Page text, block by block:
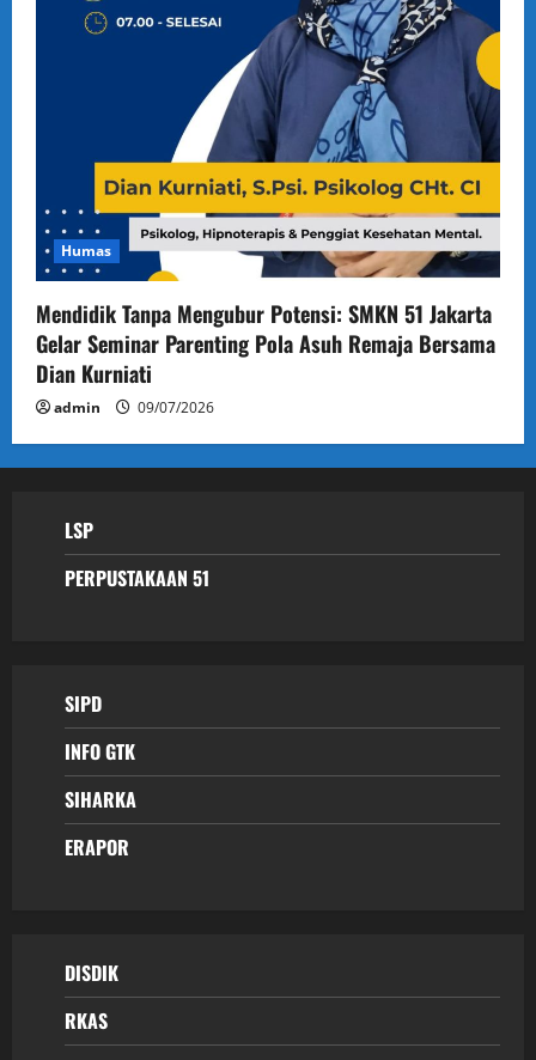
Humas
Mendidik Tanpa Mengubur Potensi: SMKN 51 Jakarta
Gelar Seminar Parenting Pola Asuh Remaja Bersama
Dian Kurniati
admin 09/07/2026
LSP
PERPUSTAKAAN 51
SIPD
INFO GTK
SIHARKA
ERAPOR
DISDIK
RKAS